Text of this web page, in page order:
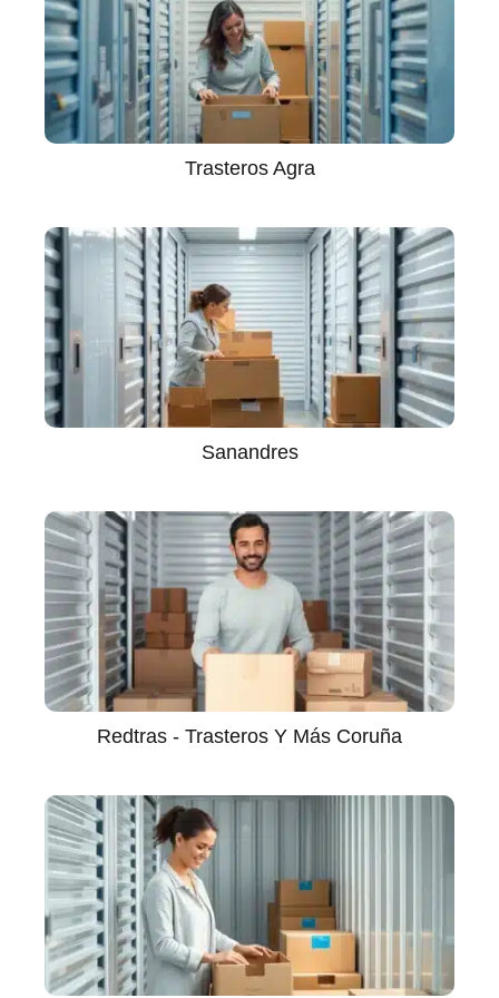
Trasteros Agra
Sanandres
Redtras - Trasteros Y Más Coruña